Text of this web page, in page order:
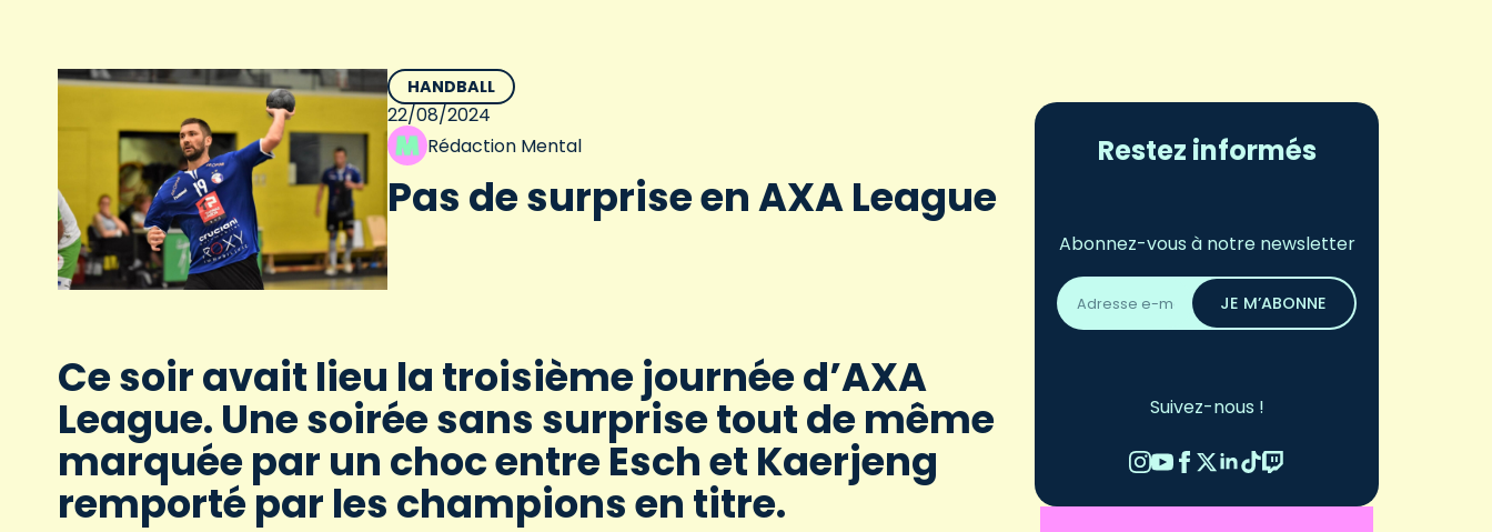
HANDBALL
22/08/2024
Rédaction Mental
Pas de surprise en AXA League
Ce soir avait lieu la troisième journée d’AXA
League. Une soirée sans surprise tout de même
marquée par un choc entre Esch et Kaerjeng
remporté par les champions en titre.
Restez informés
Abonnez-vous à notre newsletter
Adresse
email
*
JE M’ABONNE
Suivez-nous !